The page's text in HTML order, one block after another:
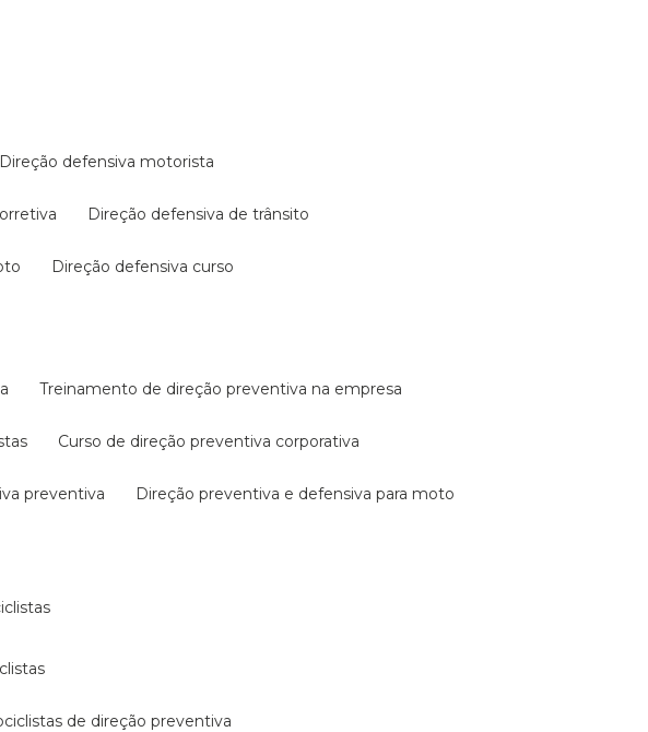
direção defensiva motorista
direção defensiva de trânsito
direção defensiva curso
treinamento de direção preventiva na empresa
curso de direção preventiva corporativa
preventiva direção preventiva e defensiva para moto
de direção preventiva